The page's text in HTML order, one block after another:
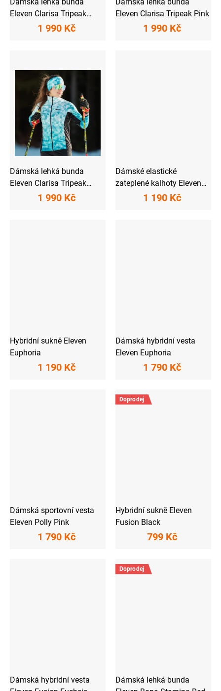
Eleven Clarisa Tripeak
1 990 Kč
Eleven Clarisa Tripeak Pink
1 990 Kč
Dámská lehká bunda
Eleven Clarisa Tripeak
1 990 Kč
Dámské elastické
zateplené kalhoty Eleven
Jack Black1 190 Kč
Hybridní sukně Eleven
Euphoria
1 190 Kč
Dámská hybridní vesta
Eleven Euphoria
1 790 Kč
Dámská sportovní vesta
Eleven Polly Pink
1 790 Kč
Doprodej
Hybridní sukně Eleven
Fusion Black
799 Kč
Dámská hybridní vesta
Doprodej
Dámská lehká bunda